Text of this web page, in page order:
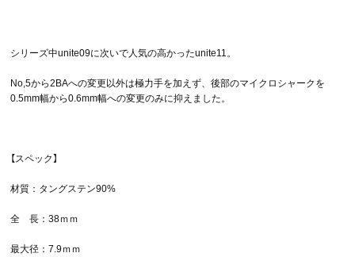
シリーズ中unite09に次いで人気の高かったunite11。
No,5から2BAへの変更以外は極力手を加えず、後部のマイクロシャークを
0.5mm幅から0.6mm幅への変更のみに抑えました。
【スペック】
材質：タングステン90%
全 長：38ｍｍ
最大径：7.9ｍｍ